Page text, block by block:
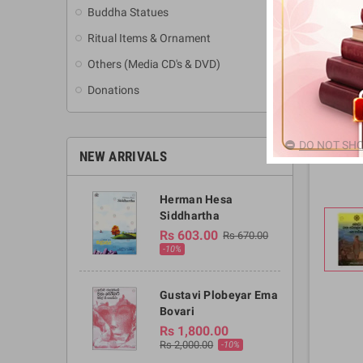
Buddha Statues
Ritual Items & Ornament
Others (Media CD's & DVD)
Donations
NEW ARRIVALS
Herman Hesa
Siddhartha
Rs 603.00 Rs 670.00
-10%
Gustavi Plobeyar Ema
Bovari
Rs 1,800.00
Rs 2,000.00 -10%
DO NOT